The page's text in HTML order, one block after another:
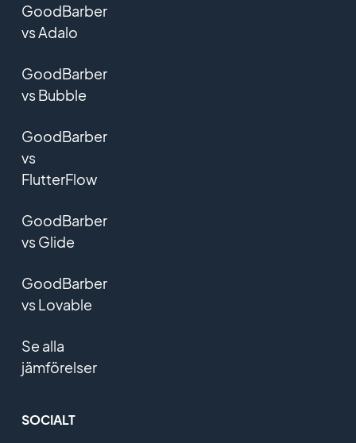
GoodBarber
vs Adalo
GoodBarber
vs Bubble
GoodBarber
vs
FlutterFlow
GoodBarber
vs Glide
GoodBarber
vs Lovable
Se alla
jämförelser
SOCIALT